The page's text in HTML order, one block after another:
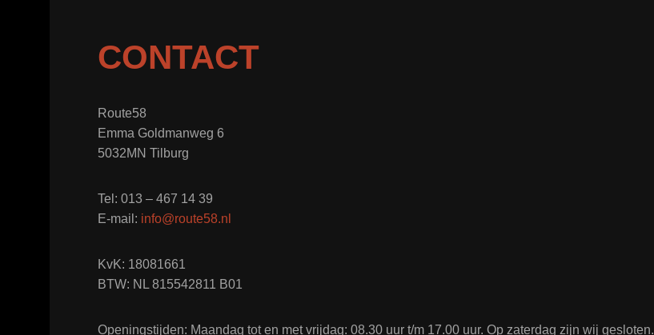
CONTACT
Route58
Emma Goldmanweg 6
5032MN Tilburg
Tel: 013 – 467 14 39
E-mail: info@route58.nl
KvK: 18081661
BTW: NL 815542811 B01
Openingstijden: Maandag tot en met vrijdag: 08.30 uur t/m 17.00 uur. Op zaterdag zijn wij gesloten.